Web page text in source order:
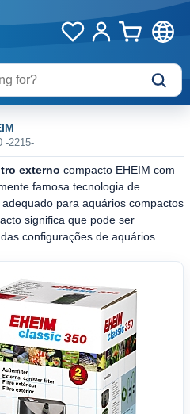
-2215-
externo compacto EHEIM com
famosa tecnologia de
para aquários compactos
significa que pode ser
configurações de aquários.